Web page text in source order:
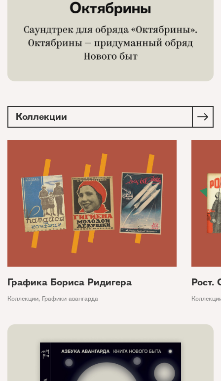
Коллекции
Графика Бориса Ридигера
Коллекции, Графики авангарда
Рост.